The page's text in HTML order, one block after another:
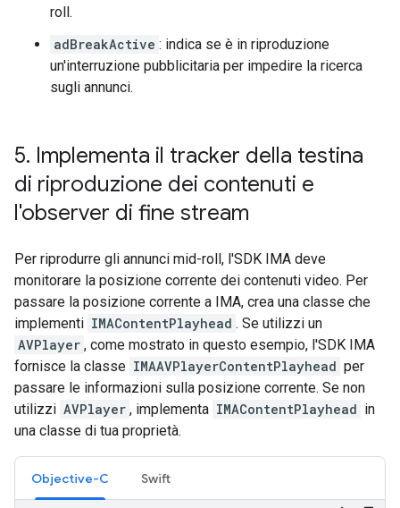
roll.
adBreakActive : indica se è in riproduzione
un'interruzione pubblicitaria per impedire la ricerca
sugli annunci.
5. Implementa il tracker della testina
di riproduzione dei contenuti e
l'observer di fine stream
Per riprodurre gli annunci mid-roll, l'SDK IMA deve
monitorare la posizione corrente dei contenuti video. Per
passare la posizione corrente a IMA, crea una classe che
implementi IMAContentPlayhead . Se utilizzi un
AVPlayer , come mostrato in questo esempio, l'SDK IMA
fornisce la classe IMAAVPlayerContentPlayhead per
passare le informazioni sulla posizione corrente. Se non
utilizzi AVPlayer , implementa IMAContentPlayhead in
una classe di tua proprietà.
Objective-C Swift